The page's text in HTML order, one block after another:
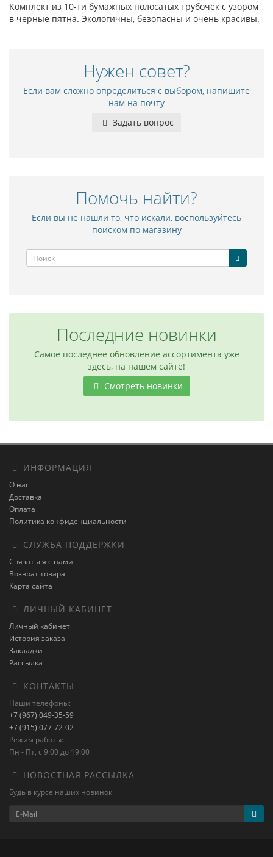
Комплект из 10-ти бумажных полосатых трубочек с узором
в черные пятна. Экологичны, безопасны и очень красивы.
Нужен совет?
Если вам сложно определиться с выбором, напишите
нам на почту
Задать вопрос
Помочь найти?
Если вы не нашли то, что искали, воспользуйтесь
поиском по магазину
Последние новинки
Самое последнее обновление ассортимента уже
здесь, на нашем сайте!
Смотреть новинки
ИНФОРМАЦИЯ
О нас
Доставка
Оплата
Политика конфиденциальности
СЛУЖБА ПОДДЕРЖКИ
Связаться с нами
Возврат товара
Карта сайта
ЛИЧНЫЙ КАБИНЕТ
Личный кабинет
История заказа
Закладки
Рассылка
КОНТАКТЫ
Наши телефоны:
+7 (967) 049-35-59
+7 (915) 077-72-02
Режим работы:
Пн - Пт, с 9:00 до 19:00
НОВОСТНАЯ РАССЫЛКА
Будь в курсе наших новинок